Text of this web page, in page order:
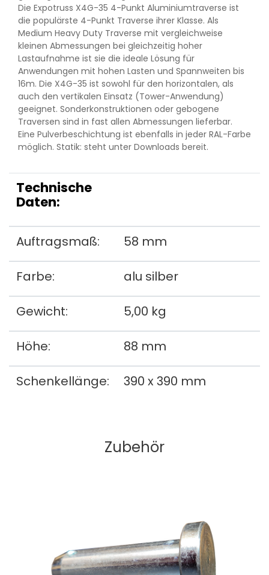
Die Expotruss X4G-35 4-Punkt Aluminiumtraverse ist
die populärste 4-Punkt Traverse ihrer Klasse. Als
Medium Heavy Duty Traverse mit vergleichweise
kleinen Abmessungen bei gleichzeitig hoher
Lastaufnahme ist sie die ideale Lösung für
Anwendungen mit hohen Lasten und Spannweiten bis
16m. Die X4G-35 ist sowohl für den horizontalen, als
auch den vertikalen Einsatz (Tower-Anwendung)
geeignet. Sonderkonstruktionen oder gebogene
Traversen sind in fast allen Abmessungen lieferbar.
Eine Pulverbeschichtung ist ebenfalls in jeder RAL-Farbe
möglich. Statik: steht unter Downloads bereit.
Technische
Daten:
Auftragsmaß: 58 mm
Farbe: alu silber
Gewicht: 5,00 kg
Höhe: 88 mm
Schenkellänge: 390 x 390 mm
Zubehör